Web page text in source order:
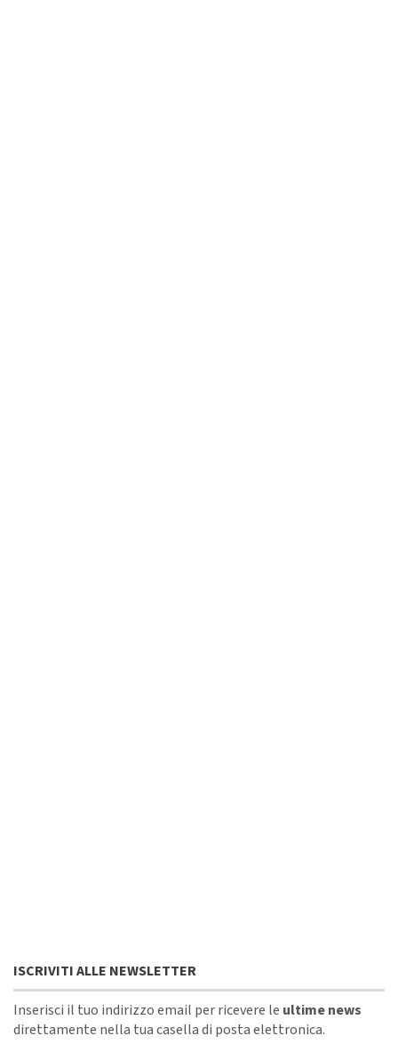
ISCRIVITI ALLE NEWSLETTER
Inserisci il tuo indirizzo email per ricevere le ultime news
direttamente nella tua casella di posta elettronica.